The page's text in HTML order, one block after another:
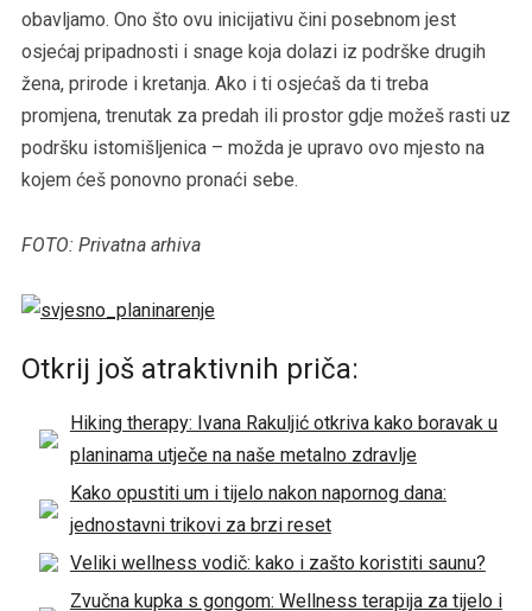
obavljamo. Ono što ovu inicijativu čini posebnom jest
osjećaj pripadnosti i snage koja dolazi iz podrške drugih
žena, prirode i kretanja. Ako i ti osjećaš da ti treba
promjena, trenutak za predah ili prostor gdje možeš rasti uz
podršku istomišljenica – možda je upravo ovo mjesto na
kojem ćeš ponovno pronaći sebe.
FOTO: Privatna arhiva
Otkrij još atraktivnih priča:
Hiking therapy: Ivana Rakuljić otkriva kako boravak u
planinama utječe na naše metalno zdravlje
Kako opustiti um i tijelo nakon napornog dana:
jednostavni trikovi za brzi reset
Veliki wellness vodič: kako i zašto koristiti saunu?
Zvučna kupka s gongom: Wellness terapija za tijelo i